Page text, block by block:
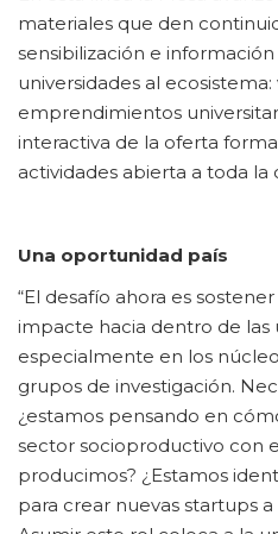
materiales que den
sensibilización e
universidades al
emprendimientos
interactiva de la oferta
actividades abierta a toda la
Una oportunidad país
“El desafío ahora es
impacte hacia dentro de las
especialmente en los
grupos de investigación.
¿estamos pensando en
sector socioproductivo con
producimos? ¿Estamos
para crear nuevas startups